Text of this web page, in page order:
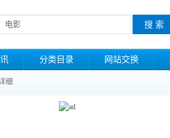
分类目录 网站交换
细